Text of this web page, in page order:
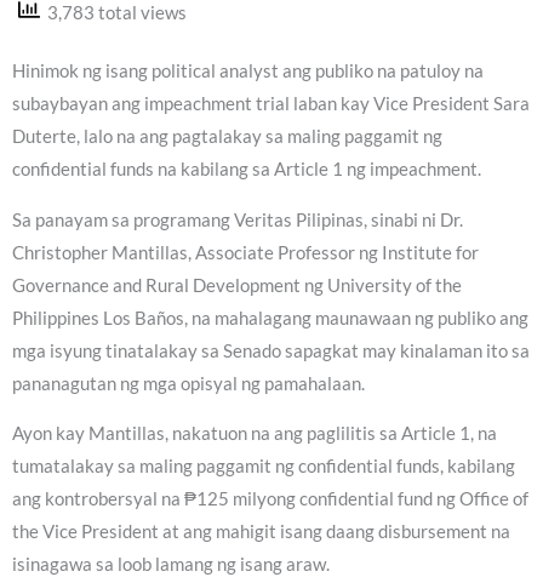
3,783 total views
Hinimok ng isang political analyst ang publiko na patuloy na
subaybayan ang impeachment trial laban kay Vice President Sara
Duterte, lalo na ang pagtalakay sa maling paggamit ng
confidential funds na kabilang sa Article 1 ng impeachment.
Sa panayam sa programang Veritas Pilipinas, sinabi ni Dr.
Christopher Mantillas, Associate Professor ng Institute for
Governance and Rural Development ng University of the
Philippines Los Baños, na mahalagang maunawaan ng publiko ang
mga isyung tinatalakay sa Senado sapagkat may kinalaman ito sa
pananagutan ng mga opisyal ng pamahalaan.
Ayon kay Mantillas, nakatuon na ang paglilitis sa Article 1, na
tumatalakay sa maling paggamit ng confidential funds, kabilang
ang kontrobersyal na ₱125 milyong confidential fund ng Office of
the Vice President at ang mahigit isang daang disbursement na
isinagawa sa loob lamang ng isang araw.